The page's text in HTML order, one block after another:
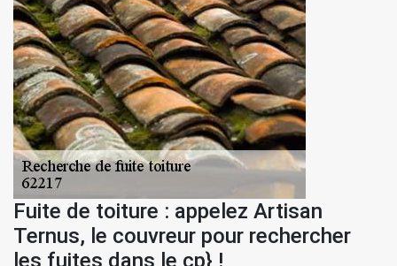
Fuite de toiture : appelez Artisan
Ternus, le couvreur pour rechercher
les fuites dans le cp} !